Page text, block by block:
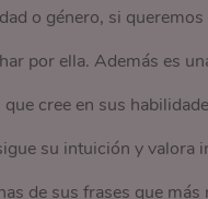
o género, si queremos
por ella. Además es
cree en sus
su intuición y valora
de sus frases que más